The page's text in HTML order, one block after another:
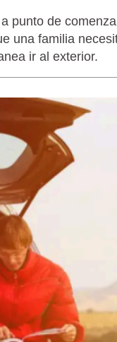
punto de
una familia
ir al exterior.